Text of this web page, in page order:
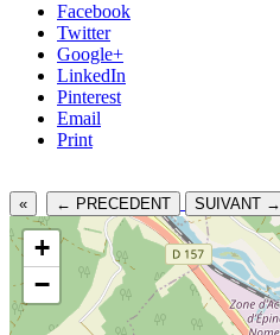
Facebook
Twitter
Google+
LinkedIn
Pinterest
Email
Print
« ← PRECEDENT SUIVANT →
+
−